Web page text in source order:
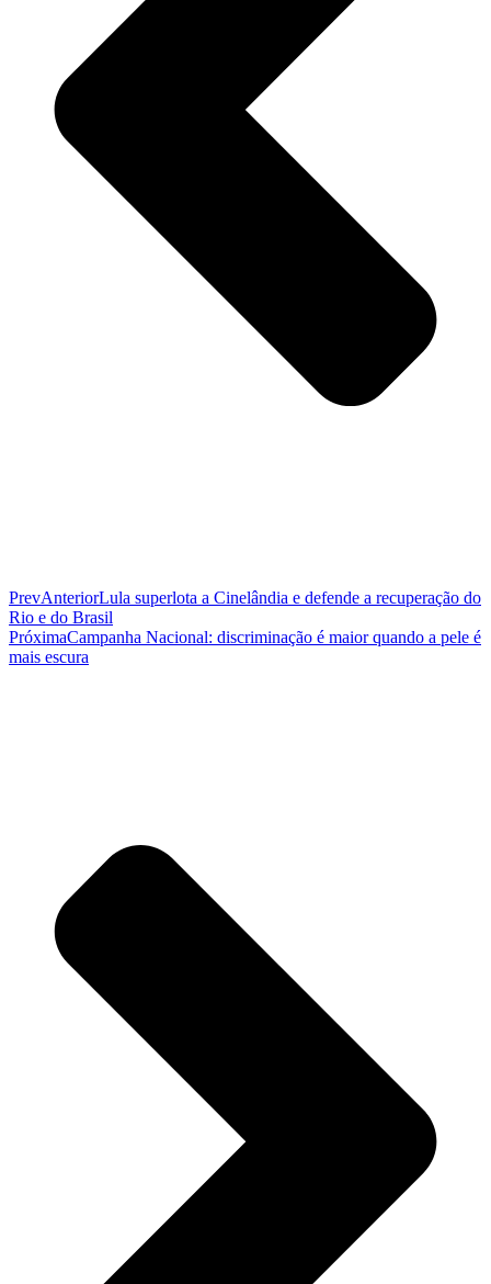
PrevAnteriorLula superlota a Cinelândia e defende a recuperação do
Rio e do Brasil
PróximaCampanha Nacional: discriminação é maior quando a pele é
mais escura